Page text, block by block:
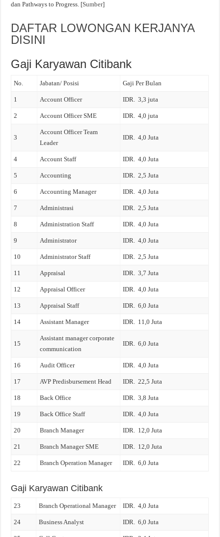
dan Pathways to Progress. [Sumber]
DAFTAR LOWONGAN KERJANYA
DISINI
Gaji Karyawan Citibank
No. Jabatan/ Posisi Gaji Per Bulan
1 Account Officer IDR. 3,3 juta
2 Account Officer SME IDR. 4,0 juta
3
Account Officer Team
Leader
IDR. 4,0 Juta
4 Account Staff IDR. 4,0 Juta
5 Accounting IDR. 2,5 Juta
6 Accounting Manager IDR. 4,0 Juta
7 Administrasi IDR. 2,5 Juta
8 Administration Staff IDR. 4,0 Juta
9 Administrator IDR. 4,0 Juta
10 Administrator Staff IDR. 2,5 Juta
11 Appraisal IDR. 3,7 Juta
12 Appraisal Officer IDR. 4,0 Juta
13 Appraisal Staff IDR. 6,0 Juta
14 Assistant Manager IDR. 11,0 Juta
15
Assistant manager corporate
communication
IDR. 6,0 Juta
16 Audit Officer IDR. 4,0 Juta
17 AVP Predisbursement Head IDR. 22,5 Juta
18 Back Office IDR. 3,8 Juta
19 Back Office Staff IDR. 4,0 Juta
20 Branch Manager IDR. 12,0 Juta
21 Branch Manager SME IDR. 12,0 Juta
22 Branch Operation Manager IDR. 6,0 Juta
Gaji Karyawan Citibank
23 Branch Operational Manager IDR. 4,0 Juta
24 Business Analyst IDR. 6,0 Juta